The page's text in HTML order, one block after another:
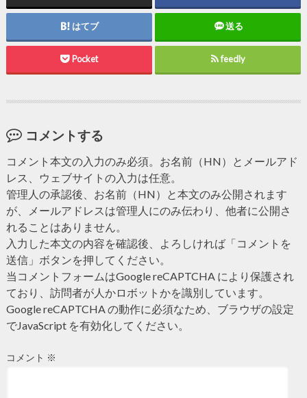
はてブ 送る
Pocket feedly
コメントする
コメント本文の入力のみ必須。お名前（HN）とメールアド
レス、ウェブサイトの入力は任意。
管理人の承認後、お名前（HN）と本文のみ公開されます
が、メールアドレスは管理人にのみ伝わり、他者に公開さ
れることはありません。
入力した本文の内容を確認後、よろしければ「コメントを
送信」ボタンを押してください。
当コメントフォームはGoogle reCAPTCHA により保護され
ており、訪問者が人かロボットかを識別しています。
Google reCAPTCHA の動作に必須なため、ブラウザの設定
でJavaScript を有効化してください。
コメント ※